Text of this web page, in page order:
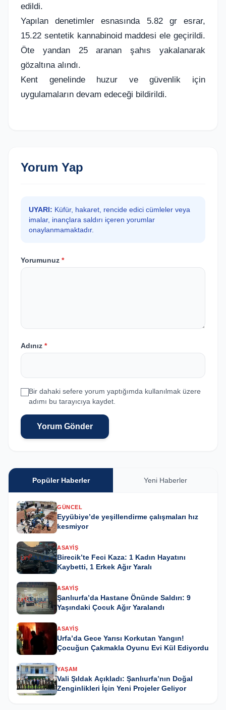
edildi.
Yapılan denetimler esnasında 5.82 gr esrar,
15.22 sentetik kannabinoid maddesi ele geçirildi.
Öte yandan 25 aranan şahıs yakalanarak
gözaltına alındı.
Kent genelinde huzur ve güvenlik için
uygulamaların devam edeceği bildirildi.
Yorum Yap
UYARI: Küfür, hakaret, rencide edici cümleler veya
imalar, inançlara saldırı içeren yorumlar
onaylanmamaktadır.
Yorumunuz *
Adınız *
Bir dahaki sefere yorum yaptığımda kullanılmak üzere
adımı bu tarayıcıya kaydet.
Yorum Gönder
Popüler Haberler Yeni Haberler
GÜNCEL
Eyyübiye’de yeşillendirme çalışmaları hız
kesmiyor
ASAYIŞ
Birecik’te Feci Kaza: 1 Kadın Hayatını
Kaybetti, 1 Erkek Ağır Yaralı
ASAYIŞ
Şanlıurfa’da Hastane Önünde Saldırı: 9
Yaşındaki Çocuk Ağır Yaralandı
ASAYIŞ
Urfa’da Gece Yarısı Korkutan Yangın!
Çocuğun Çakmakla Oyunu Evi Kül Ediyordu
YAŞAM
Vali Şıldak Açıkladı: Şanlıurfa’nın Doğal
Zenginlikleri İçin Yeni Projeler Geliyor